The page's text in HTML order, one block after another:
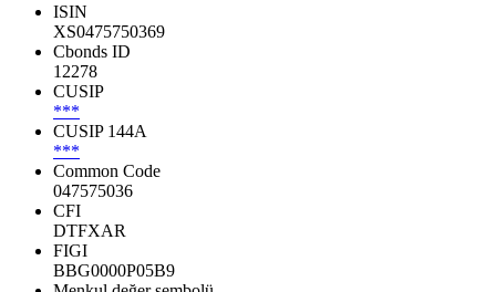
ISIN
XS0475750369
Cbonds ID
12278
CUSIP
***
CUSIP 144A
***
Common Code
047575036
CFI
DTFXAR
FIGI
BBG0000P05B9